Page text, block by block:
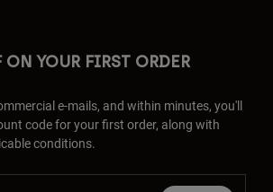
YOUR FIRST ORDER
e-mails, and within minutes, you'll
code for your first order, along with
conditions.